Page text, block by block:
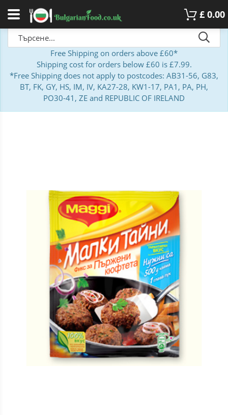
£ 0.00
Free Shipping on orders above £60*
Shipping cost for orders below £60 is £7.99.
*Free Shipping does not apply to postcodes: AB31-56, G83,
BT, FK, GY, HS, IM, IV, KA27-28, KW1-17, PA1, PA, PH,
PO30-41, ZE and REPUBLIC OF IRELAND